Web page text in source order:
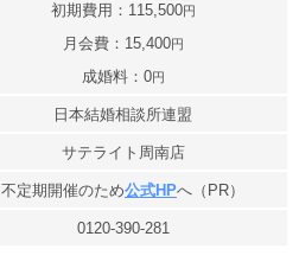
初期費用：115,500円
月会費：15,400円
成婚料：0円
日本結婚相談所連盟
サテライト周南店
不定期開催のため公式HPへ（PR）
0120-390-281